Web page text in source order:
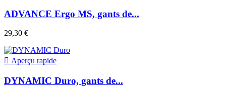
ADVANCE Ergo MS, gants de...
29,30 €
 Aperçu rapide
DYNAMIC Duro, gants de...